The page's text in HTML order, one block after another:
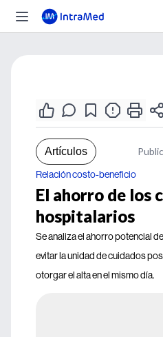
Artículos
Relación costo-beneficio
El ahorro de los
hospitalarios
Se analiza el ahorro potencial
evitar la unidad de cuidados
otorgar el alta en el mismo día.